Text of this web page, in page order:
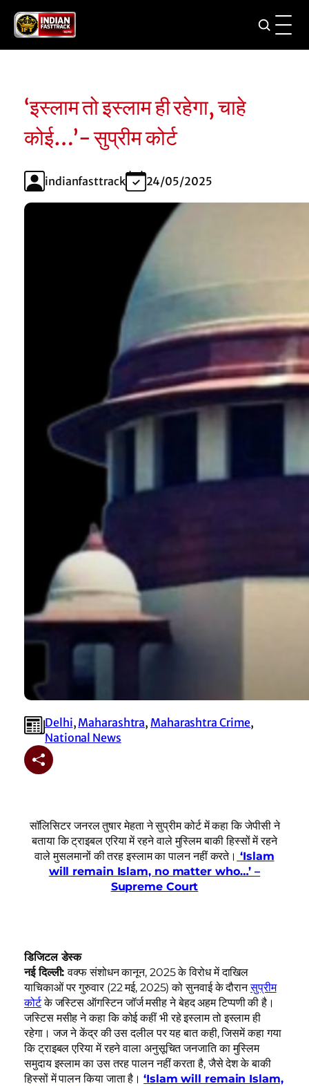
‘इस्लाम तो इस्लाम ही रहेगा, चाहे
कोई…’- सुप्रीम कोर्ट
indianfasttrack 24/05/2025
Delhi, Maharashtra, Maharashtra Crime
National News
सॉलिसिटर जनरल तुषार मेहता ने सुप्रीम कोर्ट में कहा कि जेपीसी ने
बताया कि ट्राइबल एरिया में रहने वाले मुस्लिम बाकी हिस्सों में रहने
वाले मुसलमानों की तरह इस्लाम का पालन नहीं करते। ‘Islam
will remain Islam, no matter who…’ –
Supreme Court
डिजिटल डेस्क
नई दिल्ली:वक्फ संशोधन कानून, 2025 के विरोध में दाखिल
याचिकाओं पर गुरुवार (22 मई, 2025) को सुनवाई के दौरानसुप्रीम
कोर्टके जस्टिस ऑगस्टिन जॉर्ज मसीह ने बेहद अहम टिप्पणी की है।
जस्टिस मसीह ने कहा कि कोई कहीं भी रहे इस्लाम तो इस्लाम ही
रहेगा। जज ने केंद्र की उस दलील पर यह बात कही, जिसमें कहा गया
कि ट्राइबल एरिया में रहने वाला अनुसूचित जनजाति का मुस्लिम
समुदाय इस्लाम का उस तरह पालन नहीं करता है, जैसे देश के बाकी
हिस्सों में पालन किया जाता है।‘Islam will remain Islam,